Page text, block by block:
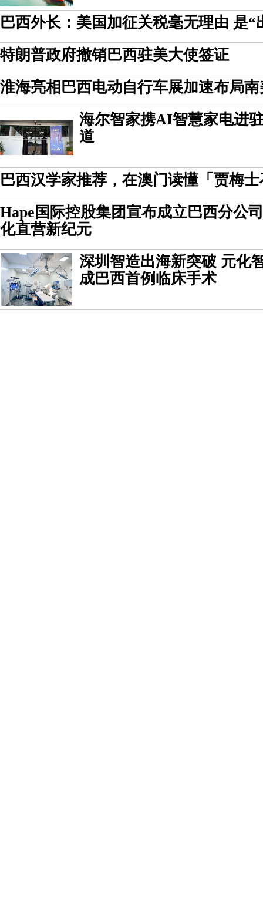
巴西外长：美国加征关税毫无理由 是“
特朗普政府撤销巴西驻美大使签证
淮海亮相巴西电动自行车展加速布局
海尔智家携AI智慧家电进
道
巴西汉学家推荐，在澳门读懂「贾梅
Hape国际控股集团宣布成立巴西分公
化直营新纪元
深圳智造出海新突破 元化
成巴西首例临床手术